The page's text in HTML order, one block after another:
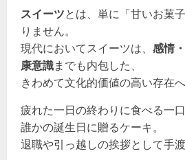
スイーツとは、単に「甘いお菓
りません。
現代においてスイーツは、 感情
康意識までも内包した、
きわめて文化的価値の高い存在
疲れた一日の終わりに食べる一
誰かの誕生日に贈るケーキ。
退職や引っ越しの挨拶として手